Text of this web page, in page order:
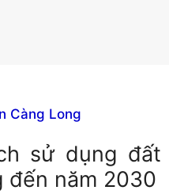
Càng Long
sử dụng đất
đến năm 2030